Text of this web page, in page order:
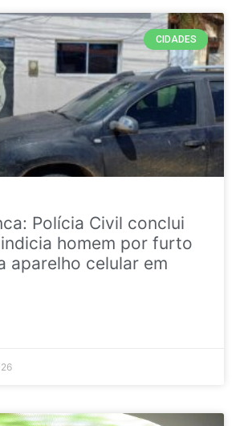
CIDADES
Polícia Civil conclui
homem por furto
aparelho celular em